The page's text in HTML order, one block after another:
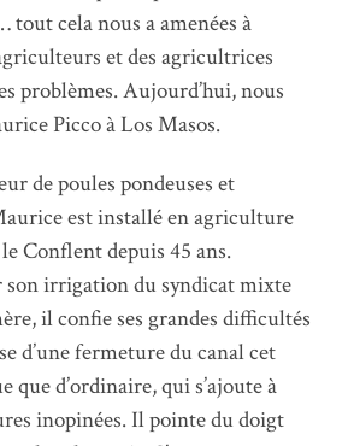
tout cela nous a amenées à
et des agricultrices
problèmes. Aujourd’hui, nous
Picco à Los Masos.
de poules pondeuses et
est installé en agriculture
Conflent depuis 45 ans.
son irrigation du syndicat mixte
il confie ses grandes difficultés
d’une fermeture du canal cet
que d’ordinaire, qui s’ajoute à
inopinées. Il pointe du doigt